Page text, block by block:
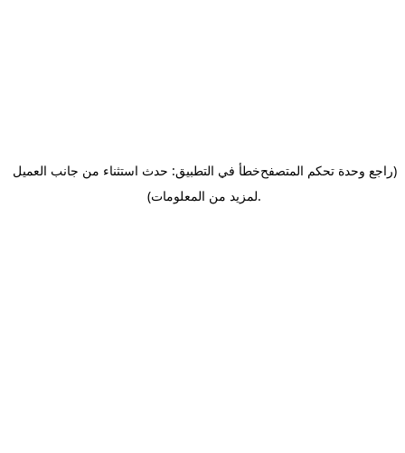
خطأ في التطبيق: حدث استثناء من جانب العميل(راجع وحدة تحكم المتصفح
لمزيد من المعلومات).